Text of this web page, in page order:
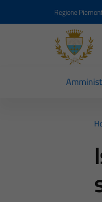
Regione